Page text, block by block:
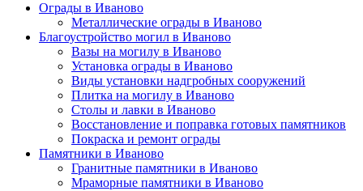
Ограды в Иваново
Металлические ограды в Иваново
Благоустройство могил в Иваново
Вазы на могилу в Иваново
Установка ограды в Иваново
Виды установки надгробных сооружений
Плитка на могилу в Иваново
Столы и лавки в Иваново
Восстановление и поправка готовых памятников
Покраска и ремонт ограды
Памятники в Иваново
Гранитные памятники в Иваново
Мраморные памятники в Иваново